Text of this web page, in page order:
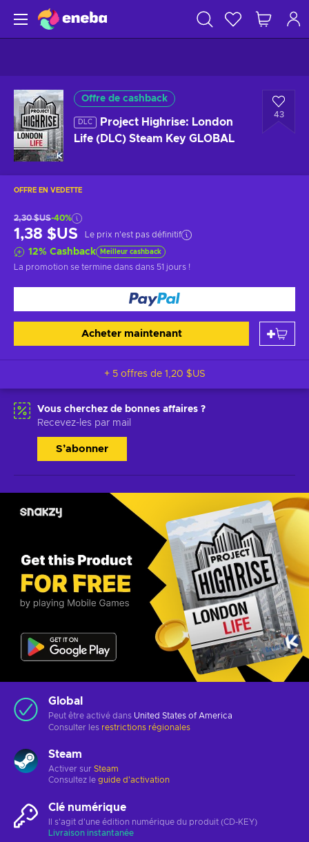
Offre de cashback
DLC
Project Highrise: London
Life (DLC) Steam Key GLOBAL
43
OFFRE EN VEDETTE
2,30 $US-40%
1,38 $US Le prix n'est pas définitif
12% Cashback Meilleur cashback
La promotion se termine dans dans 51 jours !
Acheter maintenant
+ 5 offres de 1,20 $US
Vous cherchez de bonnes affaires ?
Recevez-les par mail
S’abonner
Global
Peut être activé dans United States of America
Consulter les restrictions régionales
Steam
Activer sur Steam
Consultez le guide d'activation
Clé numérique
Il s'agit d'une édition numérique du produit (CD-KEY)
Livraison instantanée